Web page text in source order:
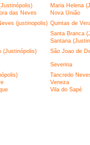
Maria Helena
das Neves Nova União
(justinopolis) Quintas de
Santa Branca
Santana
(Justinópolis) São Joao de
Severina
Tancredo
Veneza
Vila do Sapé